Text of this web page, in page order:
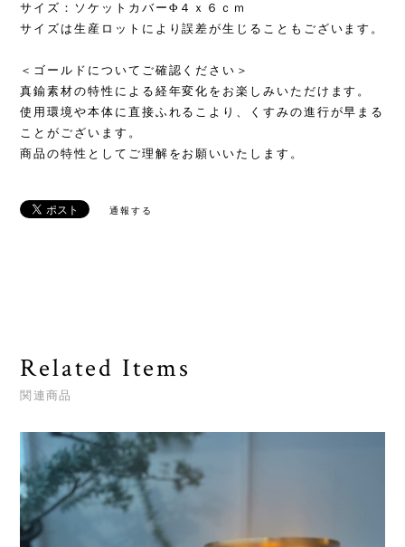
サイズ：ソケットカバーΦ４ｘ６ｃｍ
サイズは生産ロットにより誤差が生じることもございます。
＜ゴールドについてご確認ください＞
真鍮素材の特性による経年変化をお楽しみいただけます。
使用環境や本体に直接ふれるこより、くすみの進行が早まる
ことがございます。
商品の特性としてご理解をお願いいたします。
通報する
Related Items
関連商品